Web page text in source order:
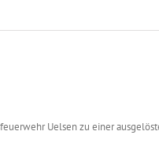
Uelsen zu einer